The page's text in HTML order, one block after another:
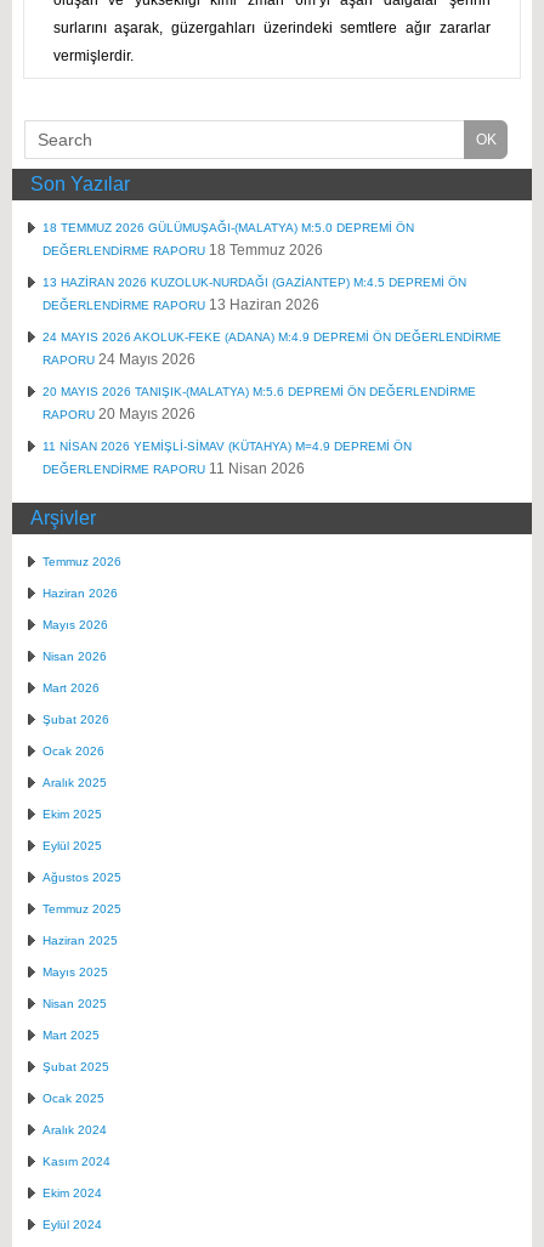
surlarını aşarak, güzergahları üzerindeki semtlere ağır zararlar
vermişlerdir.
Son Yazılar
18 TEMMUZ 2026 GÜLÜMUŞAĞI-(MALATYA) M:5.0 DEPREMİ ÖN
DEĞERLENDİRME RAPORU 18 Temmuz 2026
13 HAZİRAN 2026 KUZOLUK-NURDAĞI (GAZİANTEP) M:4.5 DEPREMİ ÖN
DEĞERLENDİRME RAPORU 13 Haziran 2026
24 MAYIS 2026 AKOLUK-FEKE (ADANA) M:4.9 DEPREMİ ÖN DEĞERLENDİRME
RAPORU 24 Mayıs 2026
20 MAYIS 2026 TANIŞIK-(MALATYA) M:5.6 DEPREMİ ÖN DEĞERLENDİRME
RAPORU 20 Mayıs 2026
11 NİSAN 2026 YEMİŞLİ-SİMAV (KÜTAHYA) M=4.9 DEPREMİ ÖN
DEĞERLENDİRME RAPORU 11 Nisan 2026
Arşivler
Temmuz 2026
Haziran 2026
Mayıs 2026
Nisan 2026
Mart 2026
Şubat 2026
Ocak 2026
Aralık 2025
Ekim 2025
Eylül 2025
Ağustos 2025
Temmuz 2025
Haziran 2025
Mayıs 2025
Nisan 2025
Mart 2025
Şubat 2025
Ocak 2025
Aralık 2024
Kasım 2024
Ekim 2024
Eylül 2024